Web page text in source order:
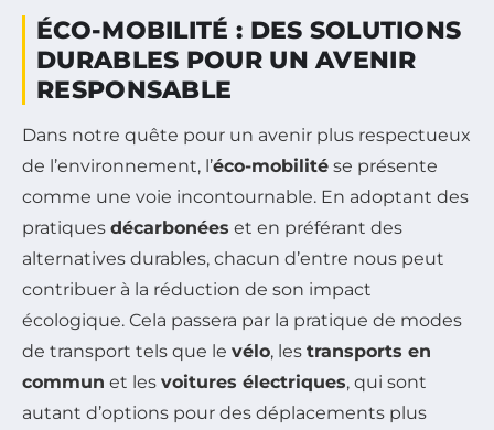
ÉCO-MOBILITÉ : DES SOLUTIONS
DURABLES POUR UN AVENIR
RESPONSABLE
Dans notre quête pour un avenir plus respectueux
de l’environnement, l’éco-mobilité se présente
comme une voie incontournable. En adoptant des
pratiques décarbonées et en préférant des
alternatives durables, chacun d’entre nous peut
contribuer à la réduction de son impact
écologique. Cela passera par la pratique de modes
de transport tels que le vélo, les transports en
commun et les voitures électriques, qui sont
autant d’options pour des déplacements plus